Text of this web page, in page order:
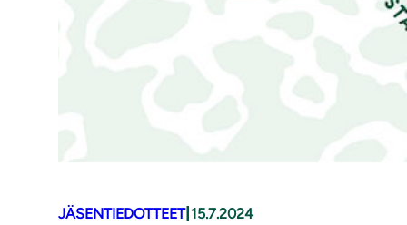
JÄSENTIEDOTTEET| 15.7.2024